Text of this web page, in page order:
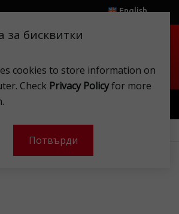
за бисквитки
cookies to store information on
Check Privacy Policyfor more
Потвърди
English
Клубна карта Акаунт Кошница
месечни оферти!